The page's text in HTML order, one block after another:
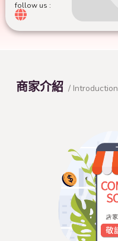
follow us :
商家介紹 / Introduction